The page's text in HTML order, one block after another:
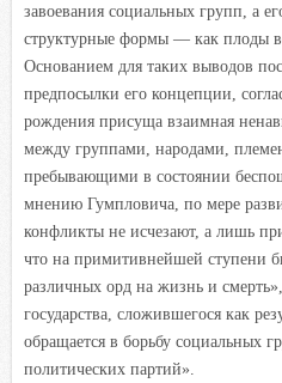
завоевания социальных групп, а
структурные формы — как плоды
Основанием для таких выводов
предпосылки его концепции,
рождения присуща взаимная
между группами, народами,
пребывающими в состоянии
мнению Гумпловича, по мере
конфликты не исчезают, а лишь
что на примитивнейшей ступени
различных орд на жизнь и
государства, сложившегося как
обращается в борьбу социальных
политических партий».